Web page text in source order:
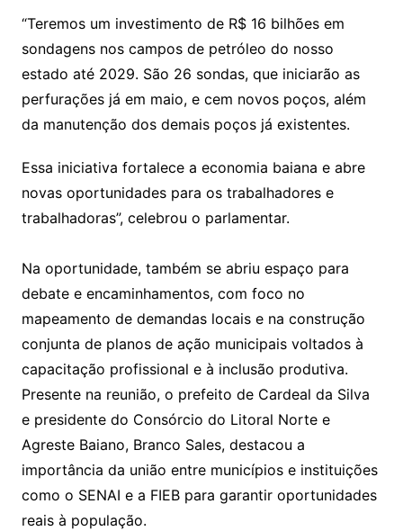
“Teremos um investimento de R$ 16 bilhões em
sondagens nos campos de petróleo do nosso
estado até 2029. São 26 sondas, que iniciarão as
perfurações já em maio, e cem novos poços, além
da manutenção dos demais poços já existentes.
Essa iniciativa fortalece a economia baiana e abre
novas oportunidades para os trabalhadores e
trabalhadoras”, celebrou o parlamentar.
Na oportunidade, também se abriu espaço para
debate e encaminhamentos, com foco no
mapeamento de demandas locais e na construção
conjunta de planos de ação municipais voltados à
capacitação profissional e à inclusão produtiva.
Presente na reunião, o prefeito de Cardeal da Silva
e presidente do Consórcio do Litoral Norte e
Agreste Baiano, Branco Sales, destacou a
importância da união entre municípios e instituições
como o SENAI e a FIEB para garantir oportunidades
reais à população.